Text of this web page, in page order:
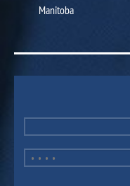
Manitoba